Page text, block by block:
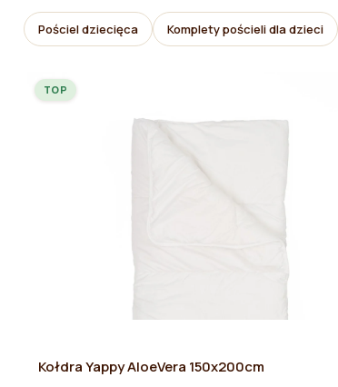
Pościel dziecięca Komplety pościeli dla dzieci
Kołdra Yappy AloeVera 150x200cm
TOP